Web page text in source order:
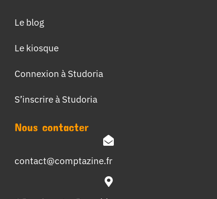
Le blog
Le kiosque
Connexion à Studoria
S’inscrire à Studoria
Nous contacter
contact@comptazine.fr